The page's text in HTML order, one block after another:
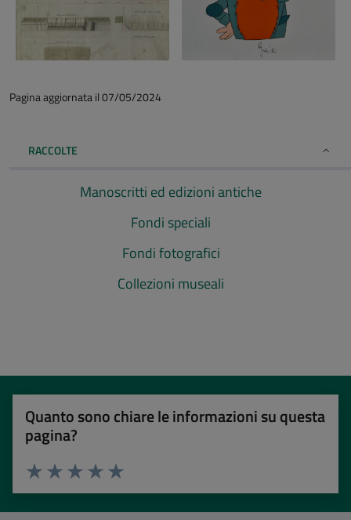
RACCOLTE
Manoscritti ed edizioni antiche
Fondi speciali
Fondi fotografici
Collezioni museali
Pagina aggiornata il 07/05/2024
Quanto sono chiare le informazioni su questa
pagina?
Valuta 5 stelle su 5
Valuta 4 stelle su 5
Valuta 3 stelle su 5
Valuta 2 stelle su 5
Valuta 1 stelle su 5